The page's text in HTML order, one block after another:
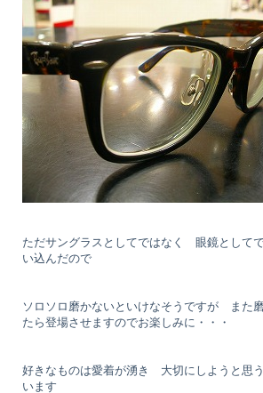
ただサングラスとしてではなく 眼鏡として
い込んだので
ソロソロ磨かないといけなそうですが また
たら登場させますのでお楽しみに・・・
好きなものは愛着が湧き 大切にしようと思
います